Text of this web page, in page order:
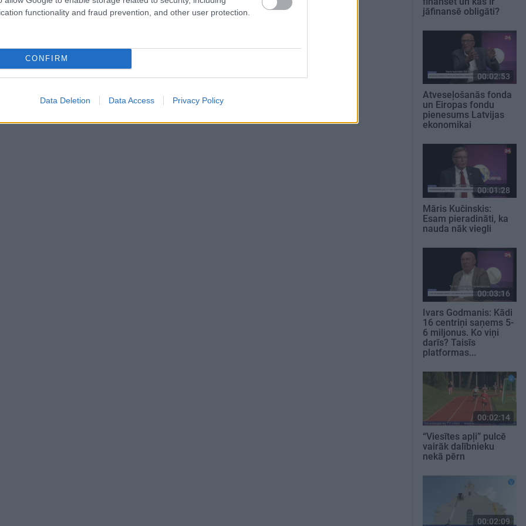
functionality and fraud prevention, and other user protection.
CONFIRM
Data Deletion Data Access Privacy Policy
jāfinansē obligāti?
00:02:53
Atveseļošanās fonda
un Eiropas fondu
pienesums Latvijas
ekonomikai
00:01:28
Māris Kučinskis:
Esam pieradināti, ka
nauda nāk viegli
00:03:16
Ivars Godmanis: Kādi
16 centriņi saņems 5-
6 miljonus. Ko viņi
darīs? Taisīs
platformas...
00:02:14
“Viesītes apļi” pulcē
vairāk dalībnieku
nekā pērn
00:02:09